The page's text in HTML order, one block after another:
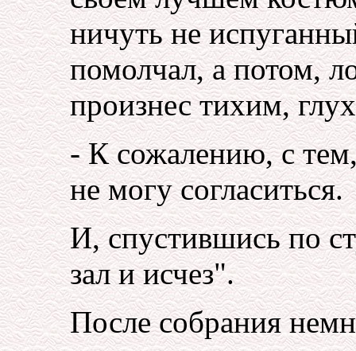
ничуть не
помолчал, а потом,
произнес тихим,
- К сожалению, с тем,
не могу согласиться.
И, спустившись по
зал и исчез".
После собрания